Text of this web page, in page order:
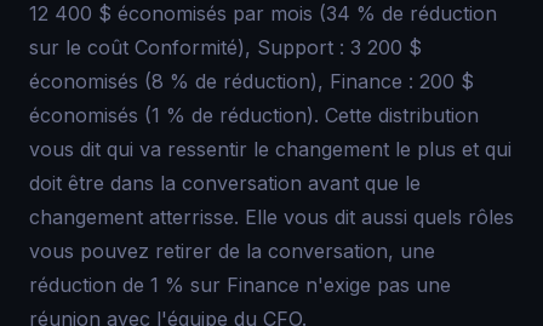
12 400 $ économisés par mois (34 % de réduction
sur le coût Conformité), Support : 3 200 $
économisés (8 % de réduction), Finance : 200 $
économisés (1 % de réduction). Cette distribution
vous dit qui va ressentir le changement le plus et qui
doit être dans la conversation avant que le
changement atterrisse. Elle vous dit aussi quels rôles
vous pouvez retirer de la conversation, une
réduction de 1 % sur Finance n'exige pas une
réunion avec l'équipe du CFO.